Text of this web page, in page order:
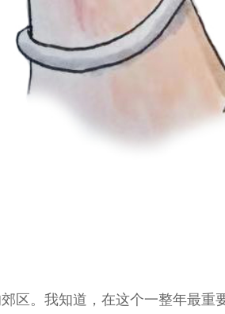
区。我知道，在这个一整年最重